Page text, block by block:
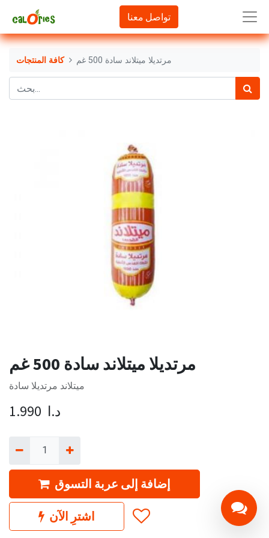
تواصل معنا
كافة المنتجات مرتديلا ميتلاند سادة 500 غم
مرتديلا ميتلاند سادة 500 غم
1.990 د.ا
إضافة إلى عربة التسوق
اشترِ الآن